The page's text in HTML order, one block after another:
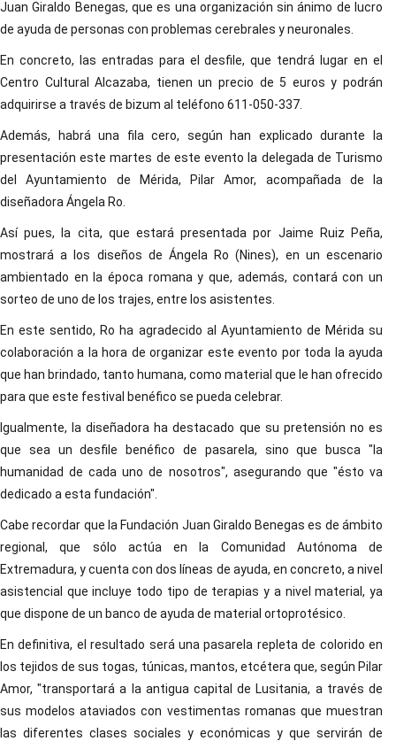
Juan Giraldo Benegas, que es una organización sin ánimo de lucro
de ayuda de personas con problemas cerebrales y neuronales.
En concreto, las entradas para el desfile, que tendrá lugar en el
Centro Cultural Alcazaba, tienen un precio de 5 euros y podrán
adquirirse a través de bizum al teléfono 611-050-337.
Además, habrá una fila cero, según han explicado durante la
presentación este martes de este evento la delegada de Turismo
del Ayuntamiento de Mérida, Pilar Amor, acompañada de la
diseñadora Ángela Ro.
Así pues, la cita, que estará presentada por Jaime Ruiz Peña,
mostrará a los diseños de Ángela Ro (Nines), en un escenario
ambientado en la época romana y que, además, contará con un
sorteo de uno de los trajes, entre los asistentes.
En este sentido, Ro ha agradecido al Ayuntamiento de Mérida su
colaboración a la hora de organizar este evento por toda la ayuda
que han brindado, tanto humana, como material que le han ofrecido
para que este festival benéfico se pueda celebrar.
Igualmente, la diseñadora ha destacado que su pretensión no es
que sea un desfile benéfico de pasarela, sino que busca "la
humanidad de cada uno de nosotros", asegurando que "ésto va
dedicado a esta fundación".
Cabe recordar que la Fundación Juan Giraldo Benegas es de ámbito
regional, que sólo actúa en la Comunidad Autónoma de
Extremadura, y cuenta con dos líneas de ayuda, en concreto, a nivel
asistencial que incluye todo tipo de terapias y a nivel material, ya
que dispone de un banco de ayuda de material ortoprotésico.
En definitiva, el resultado será una pasarela repleta de colorido en
los tejidos de sus togas, túnicas, mantos, etcétera que, según Pilar
Amor, "transportará a la antigua capital de Lusitania, a través de
sus modelos ataviados con vestimentas romanas que muestran
las diferentes clases sociales y económicas y que servirán de